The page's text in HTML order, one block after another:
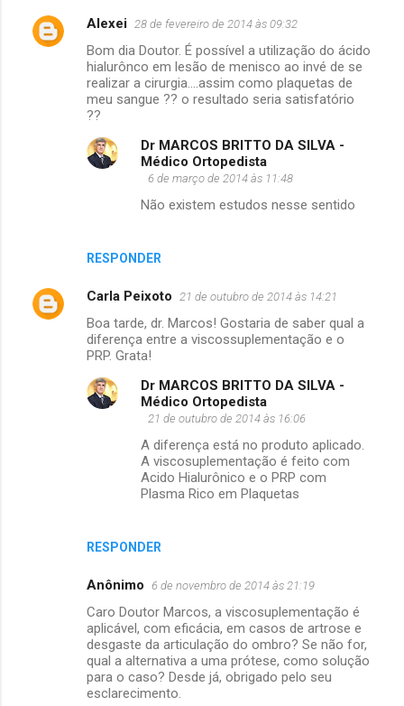
Alexei 28 de fevereiro de 2014 às 09:32
Bom dia Doutor. É possível a utilização do ácido
hialurônco em lesão de menisco ao invé de se
realizar a cirurgia....assim como plaquetas de
meu sangue ?? o resultado seria satisfatório
??
RESPONDER
Dr MARCOS BRITTO DA SILVA -
Médico Ortopedista
6 de março de 2014 às 11:48
Não existem estudos nesse sentido
Carla Peixoto 21 de outubro de 2014 às 14:21
Boa tarde, dr. Marcos! Gostaria de saber qual a
diferença entre a viscossuplementação e o
PRP. Grata!
RESPONDER
Dr MARCOS BRITTO DA SILVA -
Médico Ortopedista
21 de outubro de 2014 às 16:06
A diferença está no produto aplicado.
A viscosuplementação é feito com
Acido Hialurônico e o PRP com
Plasma Rico em Plaquetas
Anônimo 6 de novembro de 2014 às 21:19
Caro Doutor Marcos, a viscosuplementação é
aplicável, com eficácia, em casos de artrose e
desgaste da articulação do ombro? Se não for,
qual a alternativa a uma prótese, como solução
para o caso? Desde já, obrigado pelo seu
esclarecimento.